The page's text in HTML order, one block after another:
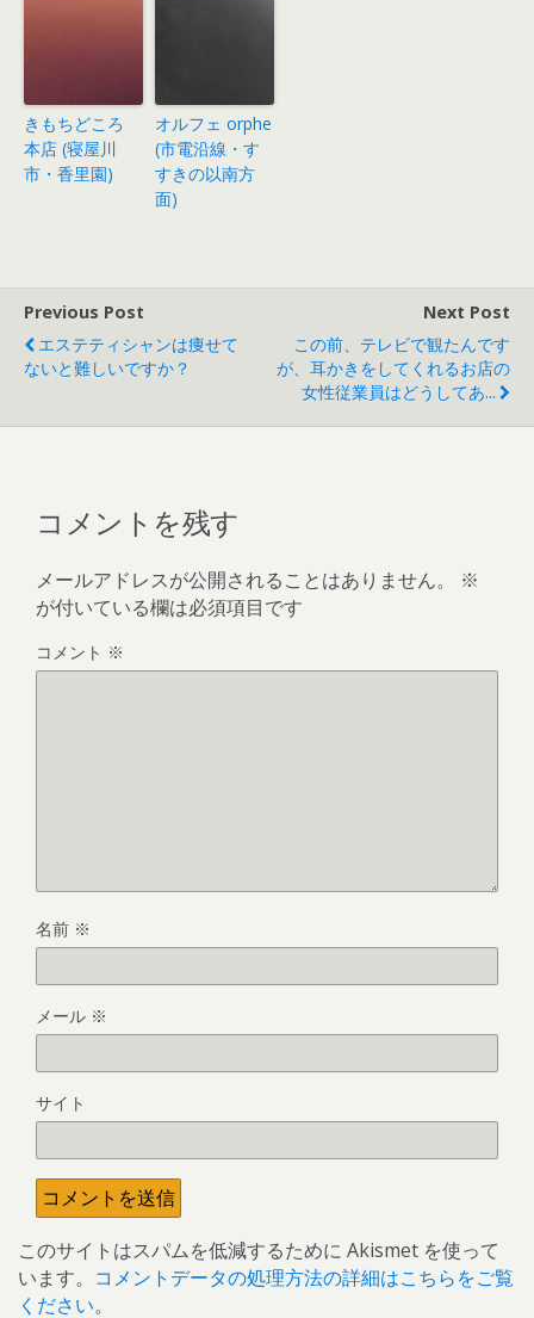
きもちどころ
本店 (寝屋川
市・香里園)
オルフェ orphe
(市電沿線・す
すきの以南方
面)
Previous Post
エステティシャンは痩せて
ないと難しいですか？
Next Post
この前、テレビで観たんです
が、耳かきをしてくれるお店の
女性従業員はどうしてあ...
コメントを残す
メールアドレスが公開されることはありません。
※
が付いている欄は必須項目です
コメント ※
名前 ※
メール ※
サイト
このサイトはスパムを低減するために Akismet を使って
います。 コメントデータの処理方法の詳細はこちらをご覧
ください。